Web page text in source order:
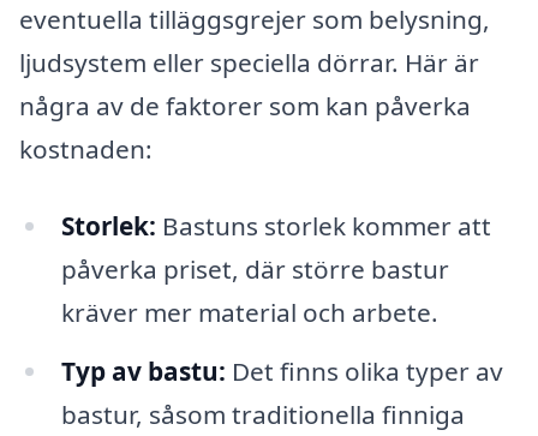
eventuella tilläggsgrejer som belysning,
ljudsystem eller speciella dörrar. Här är
några av de faktorer som kan påverka
kostnaden:
Storlek: Bastuns storlek kommer att
påverka priset, där större bastur
kräver mer material och arbete.
Typ av bastu: Det finns olika typer av
bastur, såsom traditionella finniga